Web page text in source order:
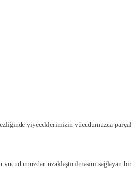
yiyeceklerimizin vücudumuzda
uzaklaştırılmasını sağlayan